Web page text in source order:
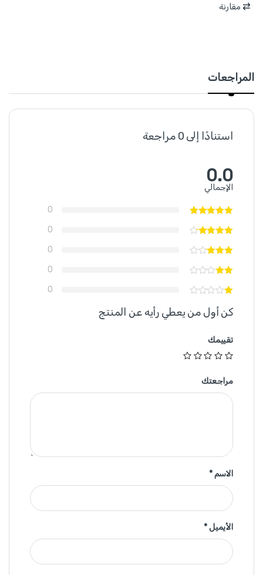
مقارنة
المراجعات
استنادًا إلى 0 مراجعة
0.0
الإجمالي
0
0
0
0
0
كن أول من يعطي رأيه عن المنتج
تقييمك
مراجعتك
الاسم*
الأيميل*